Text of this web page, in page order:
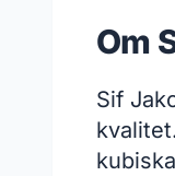
Om
Sif